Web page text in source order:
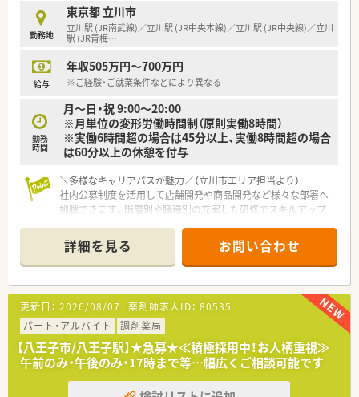
■海外事業も展開しており、薬剤師として海外で活躍出来るチャ
ンスあり！
■国際医療に興味のある方歓迎（カンボジア、今後タイやベトナ
■海外希望のある方は入社後、同病院にて基本的な研修を受けて
頂きます。
＼福利厚生について／
■職員寮（単身者用）あり！
■賃貸契約者かつ世帯主向けに住宅手当の支給あり！
います。
＼学会発表も盛んです／
■各種学会にて年数題の発表を行っています。
■発表者はもちろんのこと、参加者にも費用補助があります。
■その他の院外で行われる勉強会にも参加される方も多くいら
っしゃいます。
勤務地
東京都 立川市
立川駅 (JR南武線)／立川駅 (JR中央本線)／立川駅 (JR中央線)／立川
駅 (JR青梅…
給与
年収505万円～700万円
※ご経験・ご就業条件などにより異なる
勤務
時間
月～日・祝 9:00～20:00
※月単位の変形労働時間制（原則実働8時間）
※実働6時間超の場合は45分以上、実働8時間超の場合
は60分以上の休憩を付与
＼多様なキャリアパスが魅力／（立川市エリア担当より）
社内公募制度を活用して店舗開発や商品開発など様々な部署へ
挑戦できます。階層別や職種別の充実した研修でスキルアップ
＊------------------------------------------＊
【店舗情報と応需状況について】
■最寄り駅である立川駅から徒歩1分の好立地に位置しており、
通勤アクセスが非常に抜群な店舗です。
■特定の医療機関に限定しない面対応を行っており、1日あたり
平均100枚の処方箋に応需しています。
■体制面では薬剤師が8名在籍しており、スタッフ同士で助け合
いながら円滑に日常業務を進めています。
【募集背景と求める人物像について】
詳細を見る お問い合わせ
更新日： 2026/08/07 薬剤師求人ID： 80535
パート・アルバイト
調剤薬局
【八王子市/八王子駅】★急募★≪積極採用中！お人柄重視≫
午前のみ・午後のみ・17時まで等…幅広くご相談可能です